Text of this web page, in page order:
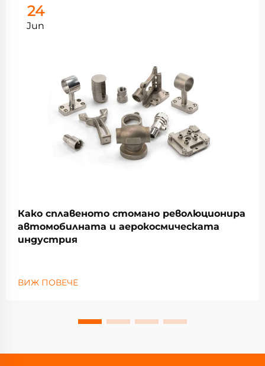
24
Jun
Како сплавеното стомано революционира
автомобилната и аерокосмическата
индустрия
ВИЖ ПОВЕЧЕ